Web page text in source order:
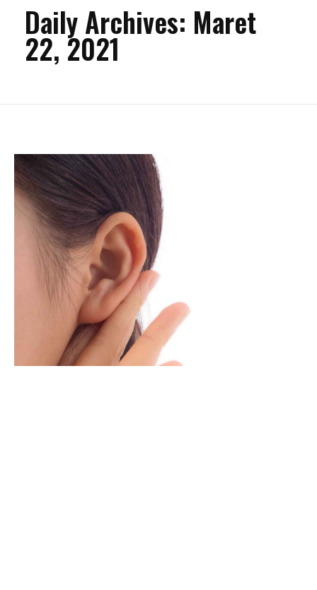
Daily Archives: Maret
22, 2021